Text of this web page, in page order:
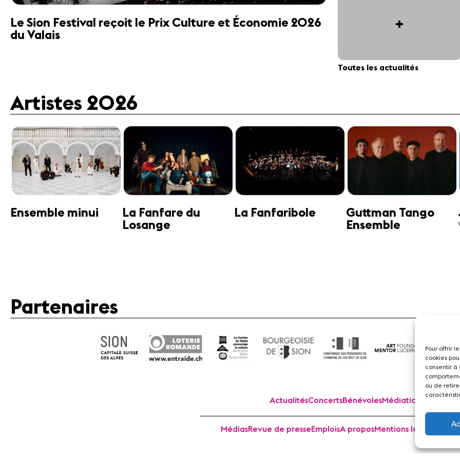
Pour offrir
cookies
consentir à
ou de
Le Sion Festival reçoit le Prix Culture et Économie 2026
du Valais
+
Toutes les actualités
Artistes 2026
Guttman Tango
Janine Jansen
Violon
Jonathan Swensen
José-Daniel
Castellon
Partenaires
ActualitésConcertsBénévolesMédiation
MédiasRevue de presseEmploisA proposMentions légales